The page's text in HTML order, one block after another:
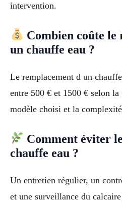
intervention.
Combien coûte le
un chauffe eau ?
Le remplacement d un
entre 500 € et 1500 € selon
modèle choisi et la
Comment éviter
chauffe eau ?
Un entretien régulier, un
et une surveillance du